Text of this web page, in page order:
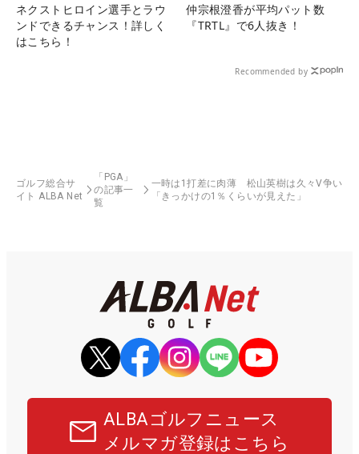
ネクストヒロイン選手とラウ
ンドできるチャンス！詳しく
はこちら！
仲宗根澄香が平均パット数
『TRTL』で6人抜き！
Recommended by
ゴルフ総合サ
イト ALBA Net
「PGA」
の記事一
覧
一時は1打差に肉薄 松山英樹は久々V争い
「きっかけの1％くらいが見えた」
ALBAゴルフニュース
メルマガ登録はこちら